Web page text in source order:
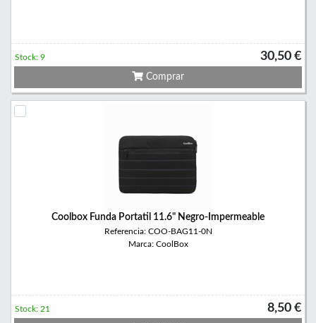
30,50 €
Stock: 9
Comprar
Coolbox Funda Portatil 11.6" Negro-Impermeable
Referencia: COO-BAG11-0N
Marca: CoolBox
8,50 €
Stock: 21